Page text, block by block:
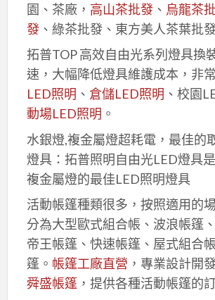
園、茶廠， 高山茶批發、 烏龍茶
發、綠茶批發、東方美人茶葉批
拓普TOP 高效自由光系列燈具換
速，大幅降低燈具維護成本，非
LED照明 、 倉儲LED照明 、校園
動場LED照明 。
水銀燈,複金屬燈超耗電，最佳的
燈具：拓普照明自由光LED燈具是
複金屬燈的最佳LED照明燈具
活動帳篷種類很多，按照適用的
分為大型歐式組合帳、波浪帳篷
帝王帳篷、快速帳篷、屋式組合
篷。 帳篷工廠直營 ，專業設計開
舜盛帳篷，提供各種活動帳篷的